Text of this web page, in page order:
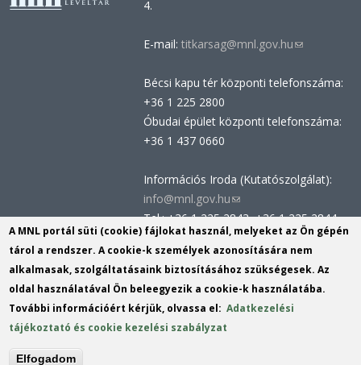
4.
E-mail: titkarsag@mnl.gov.hu(link
e-
Bécsi kapu tér központi telefonszáma:
+36 1 225 2800
Óbudai épület központi telefonszáma:
+36 1 437 0660
Információs Iroda (Kutatószolgálat):
info@mnl.gov.hu(link
sends
e-
mail)
Tel.: +36 1 225 2843, +36 1 225 2844
Postacím: 1014 Budapest, Bécsi kapu
tér 2-4.
Felnőttképzési nyilvántartási szám:
B/2020/002162
Engedélyszám: E/2020/000419
A MNL portál süti (cookie) fájlokat használ, melyeket az Ön gépén
tárol a rendszer. A cookie-k személyek azonosítására nem
alkalmasak, szolgáltatásaink biztosításához szükségesek. Az
oldal használatával Ön beleegyezik a cookie-k használatába.
További információért kérjük, olvassa el:Adatkezelési
tájékoztató és cookie kezelési szabályzat
Elfogadom